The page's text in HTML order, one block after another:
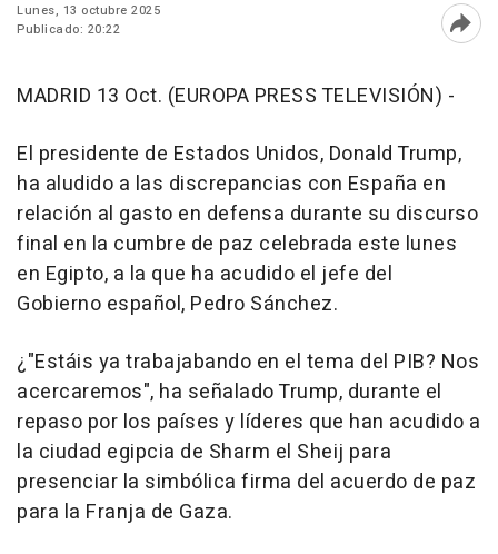
Lunes, 13 octubre 2025
Publicado: 20:22
MADRID 13 Oct. (EUROPA PRESS TELEVISIÓN) -
El presidente de Estados Unidos, Donald Trump,
ha aludido a las discrepancias con España en
relación al gasto en defensa durante su discurso
final en la cumbre de paz celebrada este lunes
en Egipto, a la que ha acudido el jefe del
Gobierno español, Pedro Sánchez.
¿"Estáis ya trabajabando en el tema del PIB? Nos
acercaremos", ha señalado Trump, durante el
repaso por los países y líderes que han acudido a
la ciudad egipcia de Sharm el Sheij para
presenciar la simbólica firma del acuerdo de paz
para la Franja de Gaza.